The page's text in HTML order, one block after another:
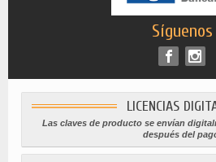
Síguenos
LICENCIAS
Las claves de producto se envían
después del